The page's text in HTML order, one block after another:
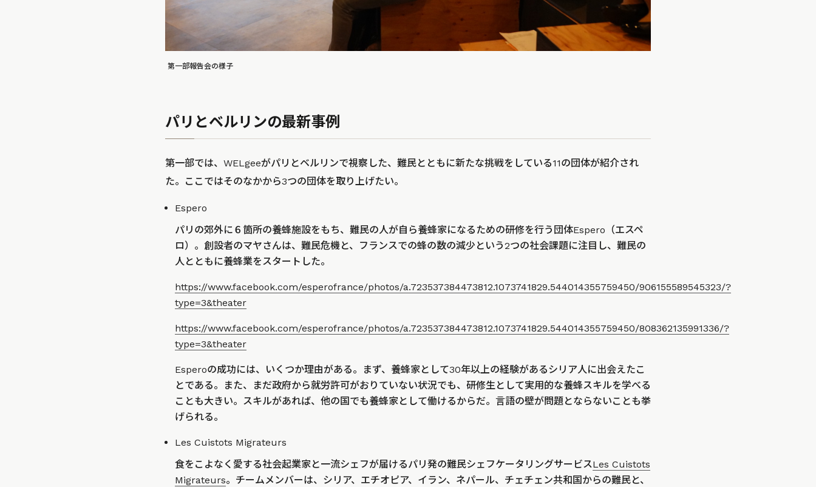
第一部報告会の様子
パリとベルリンの最新事例
第一部では、WELgeeがパリとベルリンで視察した、難民とともに新たな挑戦をしている11の団体が紹介され
た。ここではそのなかから3つの団体を取り上げたい。
Espero
パリの郊外に６箇所の養蜂施設をもち、難民の人が自ら養蜂家になるための研修を行う団体Espero（エスペ
ロ）。創設者のマヤさんは、難民危機と、フランスでの蜂の数の減少という2つの社会課題に注目し、難民の
人とともに養蜂業をスタートした。
https://www.facebook.com/esperofrance/photos/a.723537384473812.1073741829.544014355759450/906155589545323/?
type=3&theater
https://www.facebook.com/esperofrance/photos/a.723537384473812.1073741829.544014355759450/808362135991336/?
type=3&theater
Esperoの成功には、いくつか理由がある。まず、養蜂家として30年以上の経験があるシリア人に出会えたこ
とである。また、まだ政府から就労許可がおりていない状況でも、研修生として実用的な養蜂スキルを学べる
ことも大きい。スキルがあれば、他の国でも養蜂家として働けるからだ。言語の壁が問題とならないことも挙
げられる。
Les Cuistots Migrateurs
食をこよなく愛する社会起業家と一流シェフが届けるパリ発の難民シェフケータリングサービスLes Cuistots
Migrateurs。チームメンバーは、シリア、エチオピア、イラン、ネパール、チェチェン共和国からの難民と、